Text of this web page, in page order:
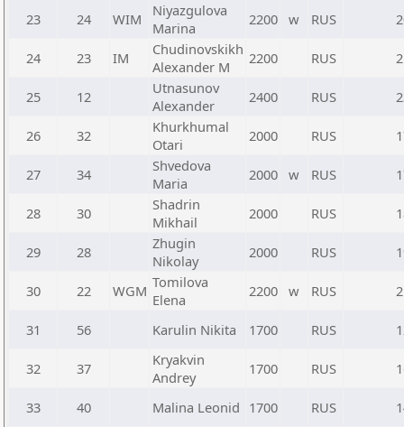
23 24 WIM
Niyazgulova
Marina
2200 w RUS
24 23 IM
Chudinovskikh
Alexander M
2200 RUS
25 12
Utnasunov
Alexander
2400 RUS
26 32
Khurkhumal
Otari
2000 RUS
27 34
Shvedova
Maria
2000 w RUS
28 30
Shadrin
Mikhail
2000 RUS
29 28
Zhugin
Nikolay
2000 RUS
30 22 WGM Tomilova
Elena
2200 w RUS
31 56 Karulin Nikita 1700 RUS
32 37
Kryakvin
Andrey
1700 RUS
33 40 Malina Leonid 1700 RUS